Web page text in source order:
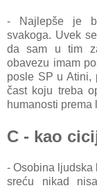
- Najlepše je
svakoga. Uvek
da sam u tim
obavezu imam
posle SP u Atini,
čast koju treba
humanosti prema
C - kao
- Osobina ljudska
sreću nikad